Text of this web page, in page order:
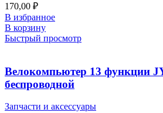
170,00 ₽
В избранное
В корзину
Быстрый просмотр
Велокомпьютер 13 функции
беспроводной
Запчасти и аксессуары